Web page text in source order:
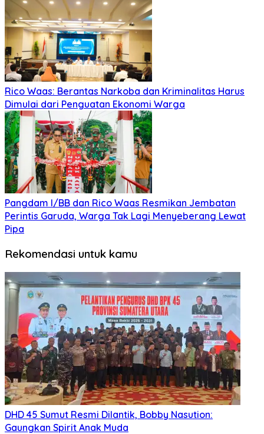
Rico Waas: Berantas Narkoba dan Kriminalitas Harus
Dimulai dari Penguatan Ekonomi Warga
Pangdam I/BB dan Rico Waas Resmikan Jembatan
Perintis Garuda, Warga Tak Lagi Menyeberang Lewat
Pipa
Rekomendasi untuk kamu
DHD 45 Sumut Resmi Dilantik, Bobby Nasution:
Gaungkan Spirit Anak Muda